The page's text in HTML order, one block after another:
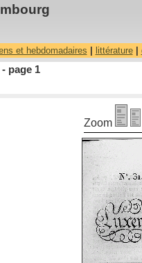
et hebdomadaires littérature|
page 1
Zoom